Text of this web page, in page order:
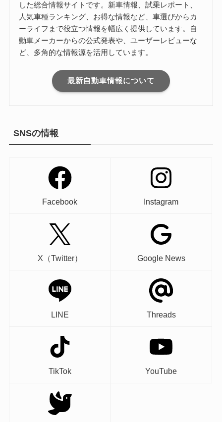
した総合情報サイトです。新車情報、試乗レポート、
人気車種ランキング、お得な情報など、車選びからカ
ーライフまで役立つ情報を幅広く提供しています。自
動車メーカーからの公式発表や、ユーザーレビューな
ど、多角的な情報源を活用しています。
最新自動車情報について
SNSの情報
Facebook Instagram
X（Twitter） Google News
LINE Threads
TikTok YouTube